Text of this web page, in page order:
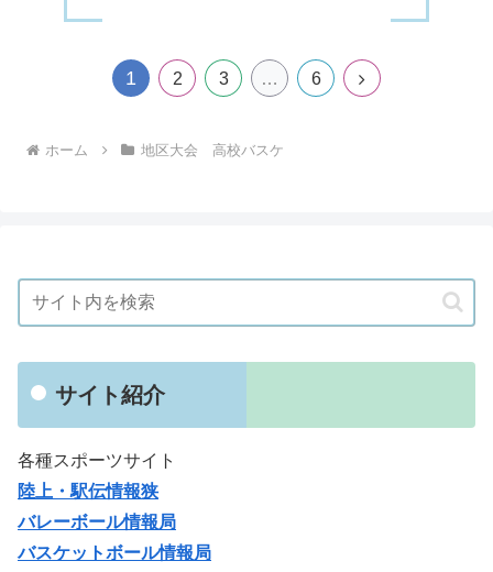
1 2 3 … 6
次
ホーム 地区大会 高校バスケ
サイト紹介
各種スポーツサイト
陸上・駅伝情報狭
バレーボール情報局
バスケットボール情報局